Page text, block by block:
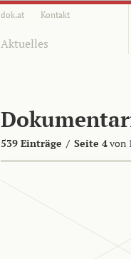
dok.at Kontakt
Aktuelles
539 Einträge / Seite 4von